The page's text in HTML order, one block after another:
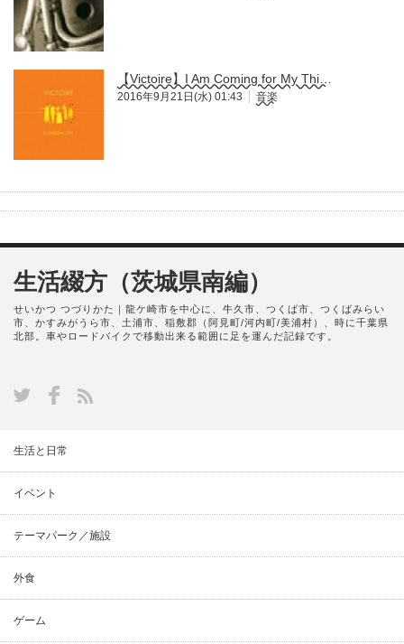
【Victoire】I Am Coming for My Thi…
2016年9月21日(水) 01:43 音楽
生活綴方（茨城県南編）
せいかつ つづりかた｜龍ケ崎市を中心に、牛久市、つくば市、つくばみらい
市、かすみがうら市、土浦市、稲敷郡（阿見町/河内町/美浦村）、時に千葉県
北部。車やロードバイクで移動出来る範囲に足を運んだ記録です。
生活と日常
イベント
テーマパーク／施設
外食
ゲーム